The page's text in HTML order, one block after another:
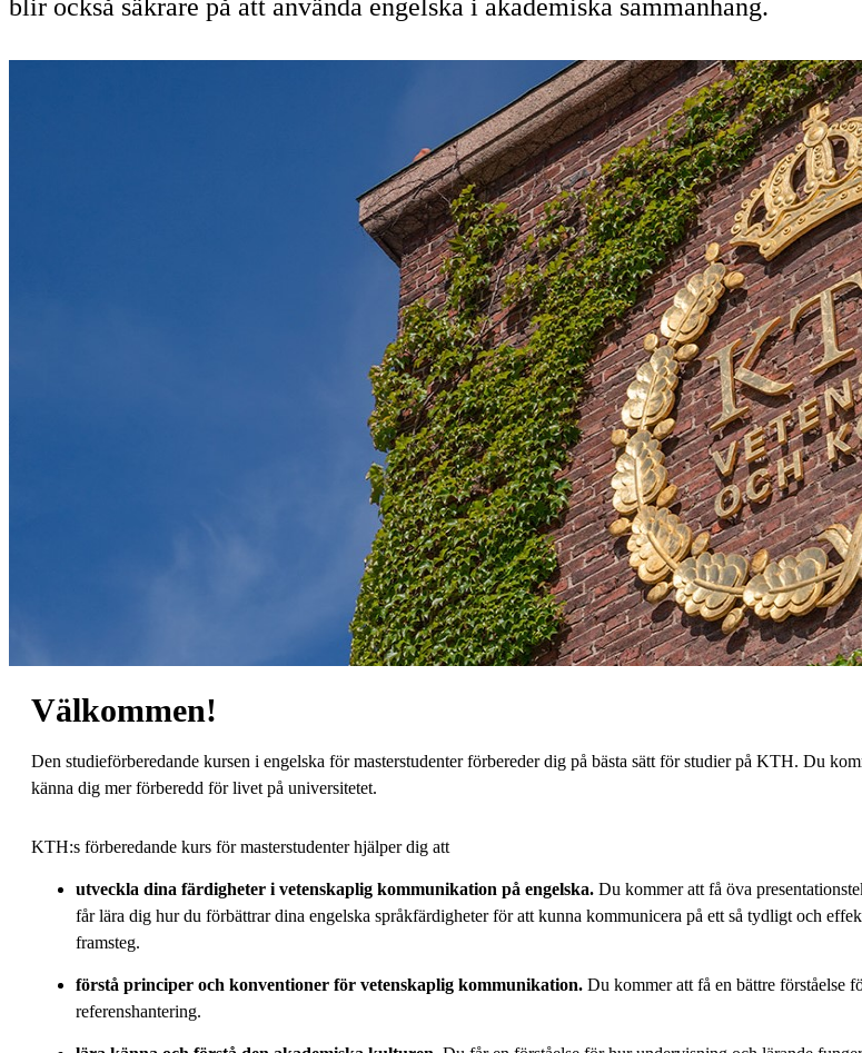
blir också säkrare på att använda engelska i akademiska sammanhang.
Välkommen!
Den studieförberedande kursen i engelska för masterstudenter förbereder dig på bästa sätt för studier på KTH. Du
känna dig mer förberedd för livet på universitetet.
KTH:s förberedande kurs för masterstudenter hjälper dig att
utveckla dina färdigheter i vetenskaplig kommunikation på engelska. Du kommer att få öva
får lära dig hur du förbättrar dina engelska språkfärdigheter för att kunna kommunicera på ett så tydligt och
framsteg.
förstå principer och konventioner för vetenskaplig kommunikation. Du kommer att få en bättre förståelse
referenshantering.